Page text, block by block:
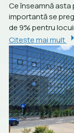
Ce înseamnă asta
importantă se
de 9% pentru
Citește mai mult